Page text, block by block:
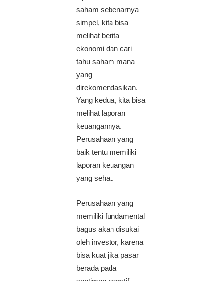
saham sebenarnya
simpel, kita bisa
melihat berita
ekonomi dan cari
tahu saham mana
yang
direkomendasikan.
Yang kedua, kita bisa
melihat laporan
keuangannya.
Perusahaan yang
baik tentu memiliki
laporan keuangan
yang sehat.
Perusahaan yang
memiliki fundamental
bagus akan disukai
oleh investor, karena
bisa kuat jika pasar
berada pada